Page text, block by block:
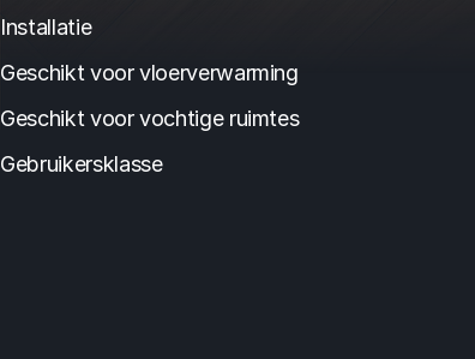
Installatie
Geschikt voor vloerverwarming
Geschikt voor vochtige ruimtes
Gebruikersklasse